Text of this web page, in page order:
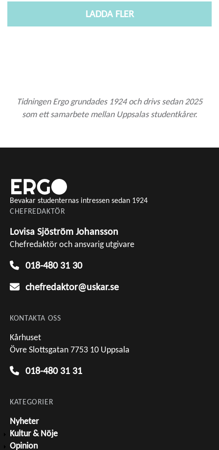
LADDA FLER
Tidningen Ergo grundades 1924 och drivs sedan 2025
som ett samarbete mellan Uppsalas studentkårer.
Bevakar studenternas intressen sedan 1924
CHEFREDAKTÖR
Lovisa Sjöström Johansson
Chefredaktör och ansvarig utgivare
018-480 31 30
chefredaktor@uskar.se
KONTAKTA OSS
Kårhuset
Övre Slottsgatan 7753 10 Uppsala
018-480 31 31
KATEGORIER
Nyheter
Kultur & Nöje
Opinion